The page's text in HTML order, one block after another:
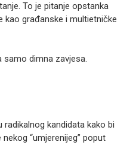
To je pitanje opstanka
kao građanske i multietničke
samo dimna zavjesa.
kandidata kako bi
“umjerenijeg” poput